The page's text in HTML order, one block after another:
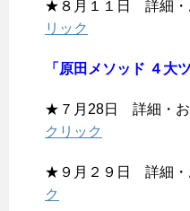
★８月１１日 詳細
リック
「原田メソッド ４大
★７月28日 詳細・
クリック
★９月２９日 詳細・
ク